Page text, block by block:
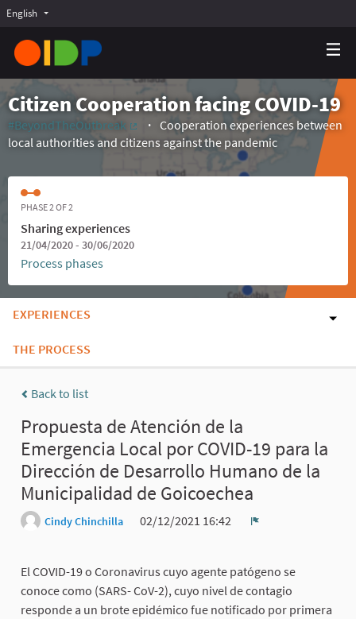
English Choose language
Citizen Cooperation facing COVID-19
#BeyondTheOutbreak
(External link)
Cooperation experiences between
local authorities and citizens against the pandemic
PHASE 2 OF 2
Sharing experiences
21/04/2020 - 30/06/2020
Process phases
EXPERIENCES
THE PROCESS
Back to list
Propuesta de Atención de la
Emergencia Local por COVID-19 para la
Dirección de Desarrollo Humano de la
Municipalidad de Goicoechea
Cindy Chinchilla
02/12/2021 16:42
El COVID-19 o Coronavirus cuyo agente patógeno se
conoce como (SARS- CoV-2), cuyo nivel de contagio
responde a un brote epidémico fue notificado por primera